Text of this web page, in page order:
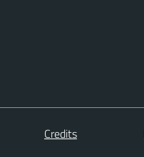
Credits